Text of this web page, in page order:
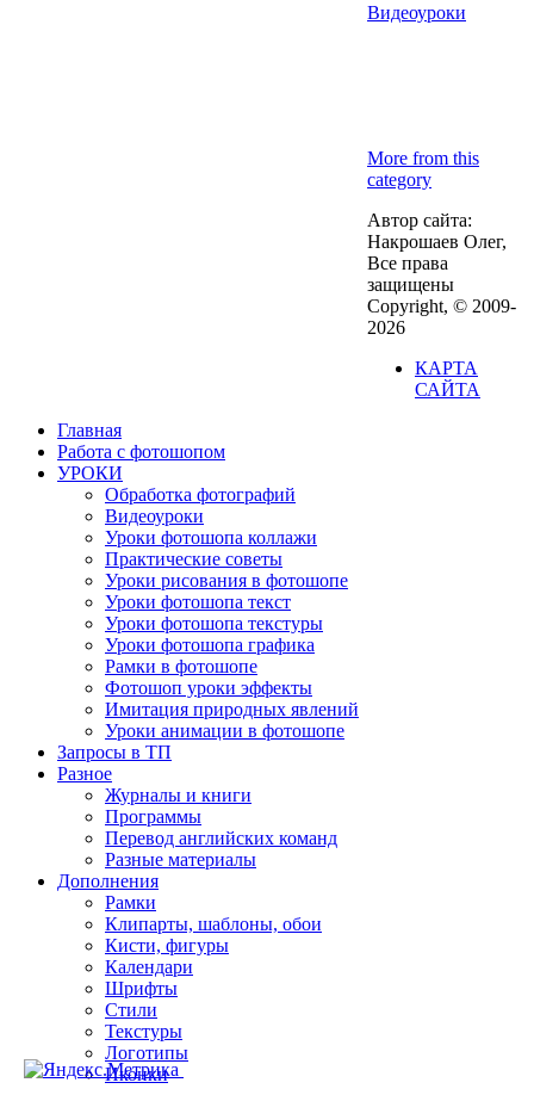
Видеоуроки
More from this
category
Автор сайта:
Накрошаев Олег,
Все права
защищены
Copyright, © 2009-
2026
КАРТА
САЙТА
Главная
Работа с фотошопом
УРОКИ
Обработка фотографий
Видеоуроки
Уроки фотошопа коллажи
Практические советы
Уроки рисования в фотошопе
Уроки фотошопа текст
Уроки фотошопа текстуры
Уроки фотошопа графика
Рамки в фотошопе
Фотошоп уроки эффекты
Имитация природных явлений
Уроки анимации в фотошопе
Запросы в ТП
Разное
Журналы и книги
Программы
Перевод английских команд
Разные материалы
Дополнения
Рамки
Клипарты, шаблоны, обои
Кисти, фигуры
Календари
Шрифты
Стили
Текстуры
Логотипы
Иконки